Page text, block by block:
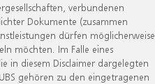
verbundenen
Dokumente (zusammen
dürfen möglicherweise
möchten. Im Falle eines
in diesem Disclaimer dargelegten
gehören zu den eingetragenen